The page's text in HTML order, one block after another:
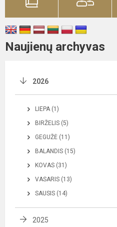
Naujienų archyvas
2026
LIEPA (1)
BIRŽELIS (5)
GEGUŽĖ (11)
BALANDIS (15)
KOVAS (31)
VASARIS (13)
SAUSIS (14)
2025